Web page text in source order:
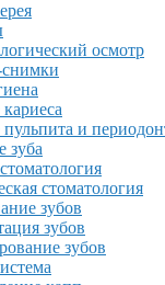
осмотр
снимки
и
зуба
стоматология
зубов
зубов
зубов